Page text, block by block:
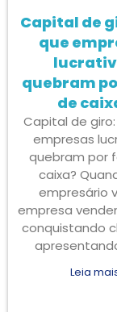
Capital de
que
quebram
de
Capital de
empresas
quebram por
caixa?
empresário
empresa
conquistando
Leia